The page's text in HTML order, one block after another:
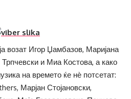
возат Игор Џамбазов, Маријана
и Миа Костова, а како
на времето ќе нѐ потсетат:
Марјан Стојановски,